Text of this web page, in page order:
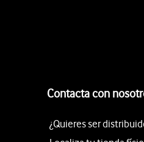
Contacta con
¿Quieres ser